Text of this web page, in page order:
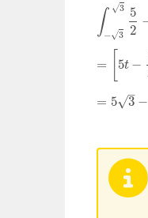
∫ 3
√
− 3
√
5
2
= 5t −
= 5 3
–
√ −